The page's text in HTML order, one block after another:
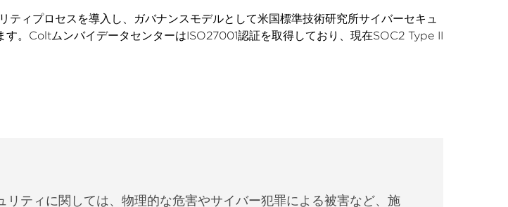
ィプロセスを導入し、ガバナンスモデルとして米国標準技術研究所サイバーセキュ
。ColtムンバイデータセンターはISO27001認証を取得しており、現在SOC2 Type II
リティに関しては、物理的な危害やサイバー犯罪による被害など、施